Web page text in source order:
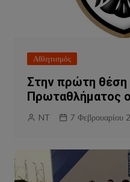
Αθλητισμός
Στην πρώτη θέση
Πρωταθλήματος
NT 7 Φεβρουαρίου